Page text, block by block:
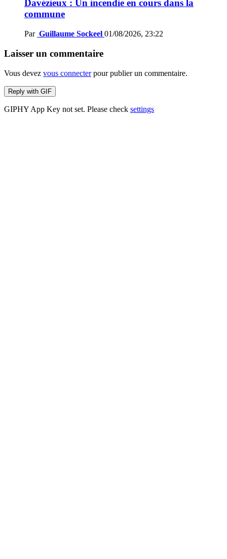
Davézieux : Un incendie en cours dans la
commune
Par Guillaume Sockeel 01/08/2026, 23:22
Laisser un commentaire
Vous devez vous connecterpour publier un commentaire.
Reply with GIF
GIPHY App Key not set. Please check settings